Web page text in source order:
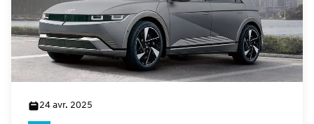
24 avr. 2025